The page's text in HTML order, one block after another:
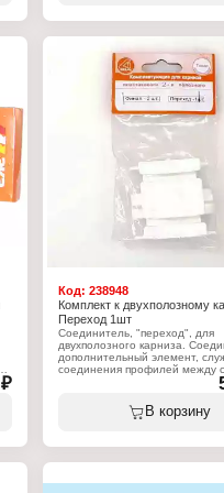
известна длина карниза и
крепления от пола. Карниз
"Стандарт", двухполозный,
профиля и комплектующих.
Характеристики:
Серия: "Стандарт"
Тип товара: Карниз
Назначение: для штор
Вариация: двухполозный
Способ крепления: потолочный
Комплектация: 46 крючков, 4
Код:238948
Комплект к двухполозному
Переход 1шт
Соединитель, "переход", для
двухполозного карниза.
дополнительный элемент,
соединения профилей между
Используя соединитель
Характеристики:В корзину